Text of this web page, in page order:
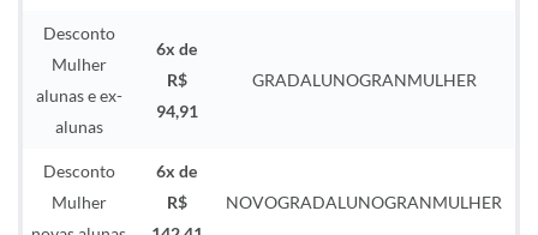
Desconto
Mulher
alunas e ex-
alunas
6x de
R$
94,91
GRADALUNOGRANMULHER
Desconto
Mulher
6x de
R$
NOVOGRADALUNOGRANMULHER